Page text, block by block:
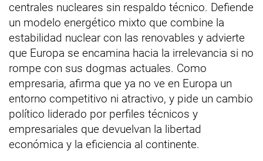
centrales nucleares sin respaldo técnico. Defiende
un modelo energético mixto que combine la
estabilidad nuclear con las renovables y advierte
que Europa se encamina hacia la irrelevancia si no
rompe con sus dogmas actuales. Como
empresaria, afirma que ya no ve en Europa un
entorno competitivo ni atractivo, y pide un cambio
político liderado por perfiles técnicos y
empresariales que devuelvan la libertad
económica y la eficiencia al continente.